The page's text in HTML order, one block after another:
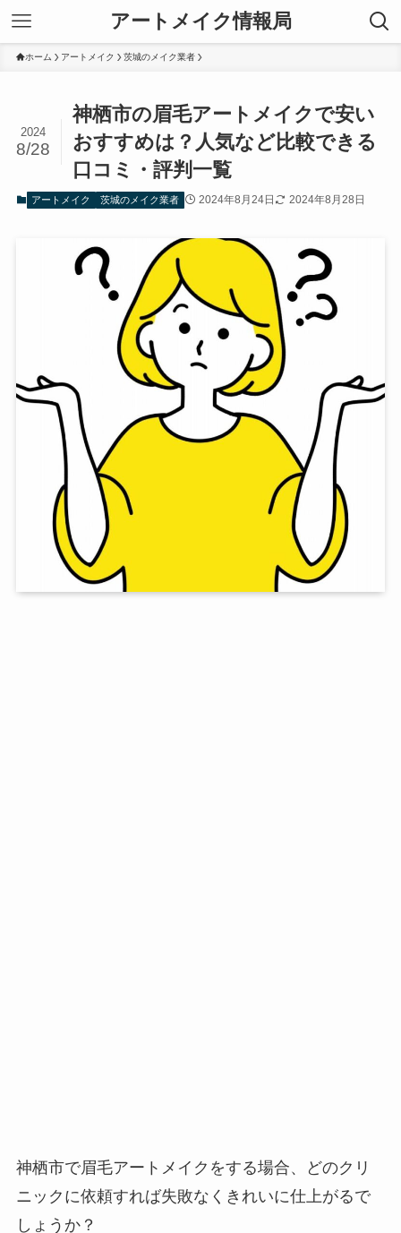
アートメイク情報局
ホーム アートメイク 茨城のメイク業者
神栖市の眉毛アートメイクで安い
おすすめは？人気など比較できる
口コミ・評判一覧
2024
8/28
アートメイク 茨城のメイク業者 2024年8月24日 2024年8月28日
神栖市で眉毛アートメイクをする場合、
どのクリ
ニックに依頼すれば失敗なくきれいに仕上がるで
しょうか？